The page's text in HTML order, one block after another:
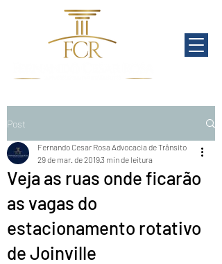
Post
Veja as ruas onde ficarão
as vagas do
estacionamento rotativo
de Joinville
Fernando Cesar Rosa Advocacia de Trânsito
29 de mar. de 20193 min de leitura